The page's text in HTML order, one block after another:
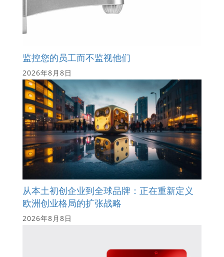
监控您的员工而不监视他们
2026年8月8日
从本土初创企业到全球品牌：正在重新定义
欧洲创业格局的扩张战略
2026年8月8日